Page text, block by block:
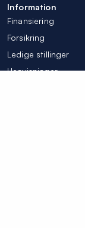
Information
Finansiering
Forsikring
Ledige stillinger
Henvisninger